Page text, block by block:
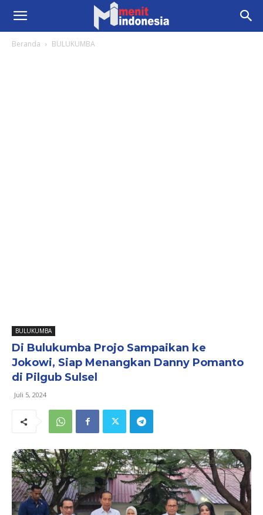
Beranda BULUKUMBA
BULUKUMBA
Di Bulukumba Projo Sampaikan ke
Jokowi, Siap Menangkan Danny Pomanto
di Pilgub Sulsel
Juli 5, 2024